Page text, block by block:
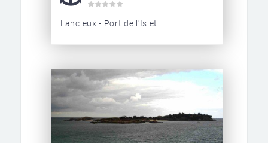
Lancieux - Port de l'Islet